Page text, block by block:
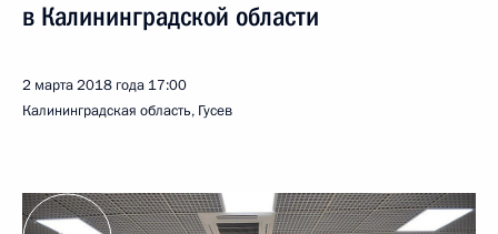
в Калининградской области
2 марта 2018 года 17:00
Калининградская область, Гусев